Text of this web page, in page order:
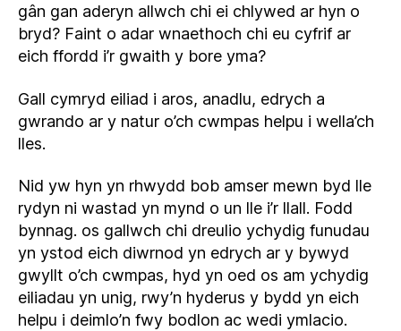
gân gan aderyn allwch chi ei chlywed ar hyn o
bryd? Faint o adar wnaethoch chi eu cyfrif ar
eich ffordd i’r gwaith y bore yma?
Gall cymryd eiliad i aros, anadlu, edrych a
gwrando ar y natur o’ch cwmpas helpu i wella’ch
lles.
Nid yw hyn yn rhwydd bob amser mewn byd lle
rydyn ni wastad yn mynd o un lle i’r llall. Fodd
bynnag. os gallwch chi dreulio ychydig funudau
yn ystod eich diwrnod yn edrych ar y bywyd
gwyllt o’ch cwmpas, hyd yn oed os am ychydig
eiliadau yn unig, rwy’n hyderus y bydd yn eich
helpu i deimlo’n fwy bodlon ac wedi ymlacio.